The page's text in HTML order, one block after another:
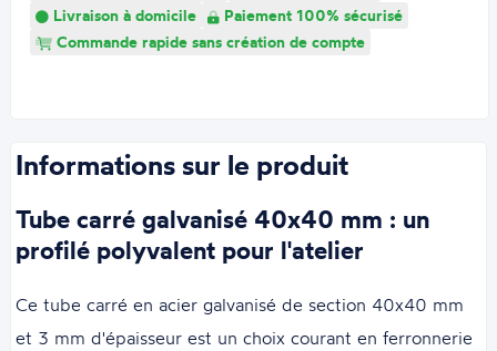
Livraison à domicile
Paiement 100% sécurisé
Commande rapide sans création de compte
Informations sur le produit
Tube carré galvanisé 40x40 mm : un
profilé polyvalent pour l'atelier
Ce tube carré en acier galvanisé de section 40x40 mm
et 3 mm d'épaisseur est un choix courant en ferronnerie